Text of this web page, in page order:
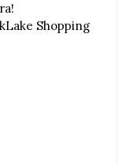
Shopping